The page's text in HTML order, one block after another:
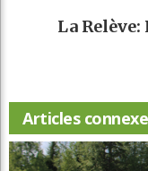
La
Articles